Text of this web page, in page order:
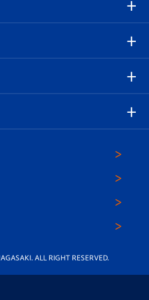
なしガイド
）
ム
ALL RIGHT RESERVED.